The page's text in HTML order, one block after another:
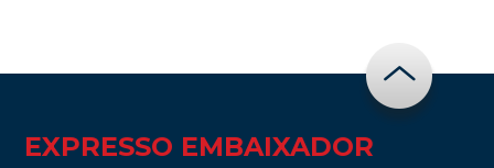
EXPRESSO EMBAIXADOR